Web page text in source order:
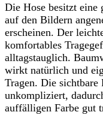
Die Hose besitzt eine
auf den Bildern
erscheinen. Der
komfortables
alltagstauglich.
wirkt natürlich und
Tragen. Die
unkompliziert,
auffälligen Farbe gut